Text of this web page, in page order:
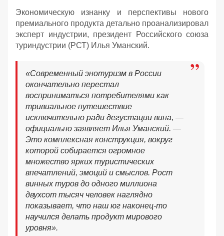
Экономическую изнанку и перспективы нового
премиального продукта детально проанализировал
эксперт индустрии, президент Российского союза
туриндустрии (РСТ) Илья Уманский.
«Современный энотуризм в России
окончательно перестал
восприниматься потребителями как
тривиальное путешествие
исключительно ради дегустации вина, —
официально заявляет Илья Уманский. —
Это комплексная конструкция, вокруг
которой собирается огромное
множество ярких туристических
впечатлений, эмоций и смыслов. Рост
винных туров до одного миллиона
двухсот тысяч человек наглядно
показывает, что наш юг наконец-то
научился делать продукт мирового
уровня».